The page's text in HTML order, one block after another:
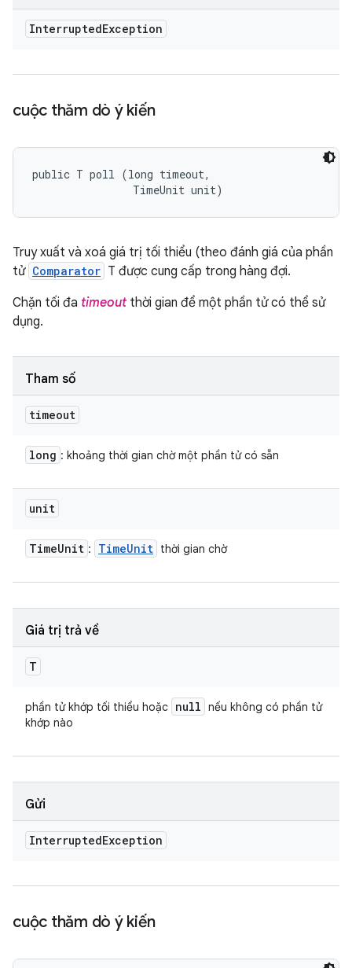
InterruptedException
cuộc thăm dò ý kiến
public T poll (long timeout,
                TimeUnit unit)
Truy xuất và xoá giá trị tối thiểu (theo đánh giá của phần
tử Comparator T được cung cấp trong hàng đợi.
Chặn tối đa timeoutthời gian để một phần tử có thể sử
dụng.
Tham số
timeout
long : khoảng thời gian chờ một phần tử có sẵn
unit
TimeUnit : TimeUnit thời gian chờ
Giá trị trả về
T
phần tử khớp tối thiểu hoặc null nếu không có phần tử
khớp nào
Gửi
InterruptedException
cuộc thăm dò ý kiến